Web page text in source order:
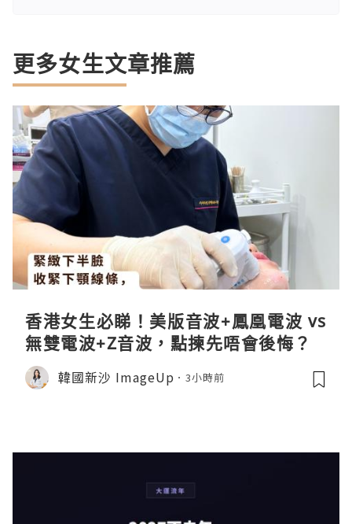
更多女生文章推薦
香港女生必睇！美版音波+鳳凰電波 vs
無雙電波+Z音波，點揀先唔會後悔？
韓國新沙 ImageUp 3小時前